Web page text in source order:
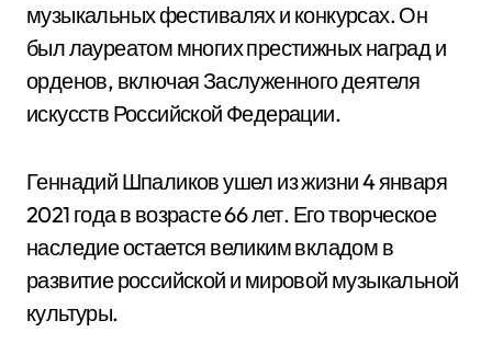
музыкальных фестивалях и конкурсах. Он
был лауреатом многих престижных наград и
орденов, включая Заслуженного деятеля
искусств Российской Федерации.
Геннадий Шпаликов ушел из жизни 4 января
2021 года в возрасте 66 лет. Его творческое
наследие остается великим вкладом в
развитие российской и мировой музыкальной
культуры.